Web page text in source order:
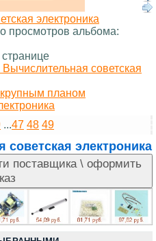
электроника
просмотров альбома:
советская
планом
...47 48 49
советская электроника